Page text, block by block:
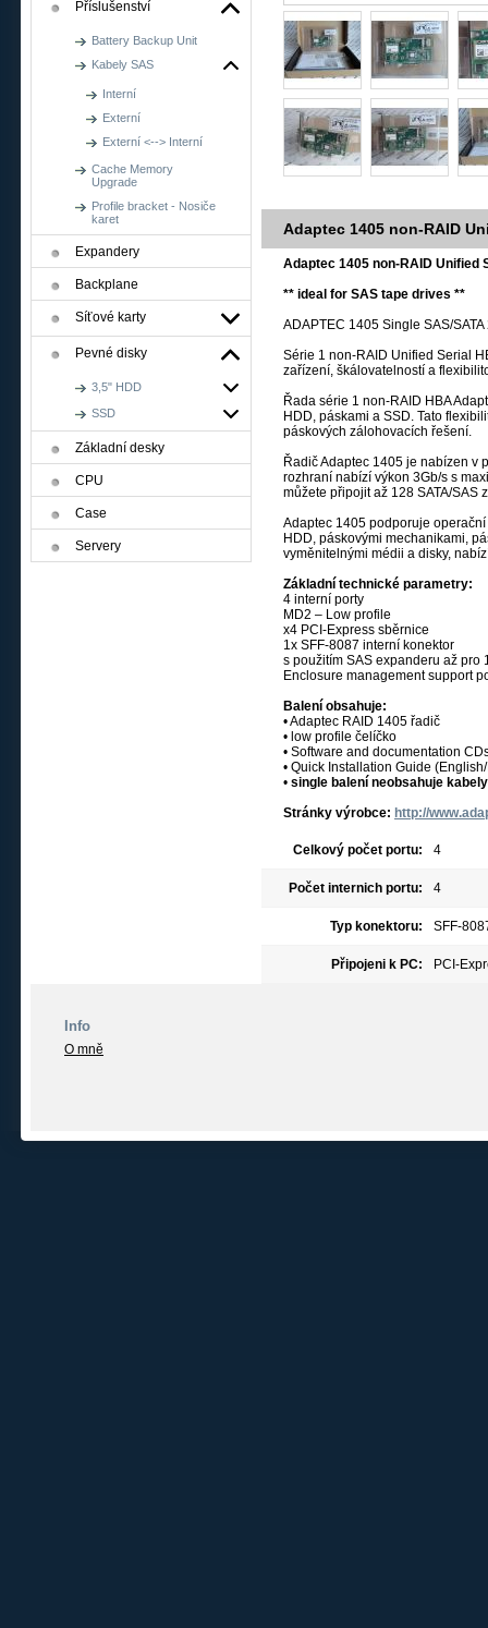
Příslušenství
Battery Backup Unit
Kabely SAS
Interní
Externí
Externí <--> Interní
Cache Memory
Upgrade
Profile bracket - Nosiče
karet
Expandery
Backplane
Síťové karty
Pevné disky
3,5" HDD
SSD
Základní desky
CPU
Case
Servery
Adaptec 1405 non-RAID
Adaptec 1405 non-RAID Unified
** ideal for SAS tape drives **
ADAPTEC 1405 Single SAS/
Série 1 non-RAID Unified Serial
zařízení, škálovatelností a
Řada série 1 non-RAID HBA
HDD, páskami a SSD. Tato
páskových zálohovacích řešení.
Řadič Adaptec 1405 je nabízen v
rozhraní nabízí výkon 3Gb/s s
můžete připojit až 128 SATA/SAS
Adaptec 1405 podporuje
HDD, páskovými mechanikami,
vyměnitelnými médii a disky,
Základní technické parametry:
4 interní porty
MD2 – Low profile
x4 PCI-Express sběrnice
1x SFF-8087 interní konektor
s použitím SAS expanderu až pro
Enclosure management support
Balení obsahuje:
• Adaptec RAID 1405 řadič
• low profile čelíčko
• Software and documentation
• Quick Installation Guide
• single balení neobsahuje kabely
Stránky výrobce: http://
Celkový počet portu: 4
Počet internich portu: 4
Typ konektoru: SFF-
Připojeni k PC: PCI-
Info
O mně